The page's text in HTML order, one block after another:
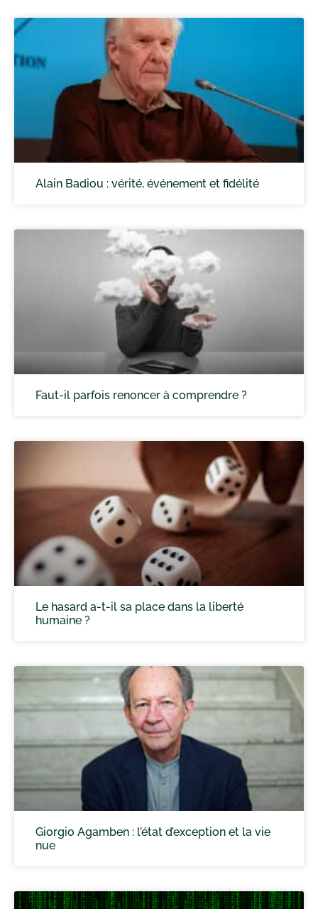
Alain Badiou : vérité, événement et fidélité
Faut-il parfois renoncer à comprendre ?
Le hasard a-t-il sa place dans la liberté
humaine ?
Giorgio Agamben : l’état d’exception et la vie
nue